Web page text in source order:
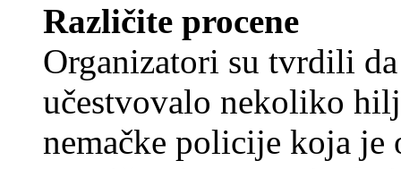
Različite procene
Organizatori su tvrdili
učestvovalo nekoliko
nemačke policije koja je